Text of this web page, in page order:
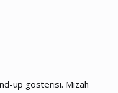
up gösterisi. Mizah